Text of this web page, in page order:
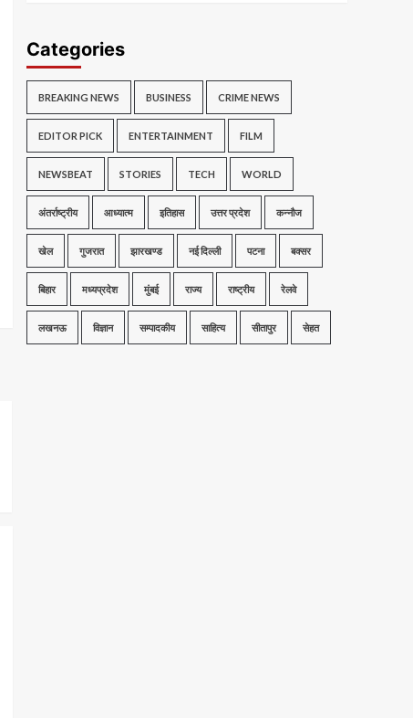
Categories
BREAKING NEWS BUSINESS CRIME NEWS
EDITOR PICK ENTERTAINMENT FILM
NEWSBEAT STORIES TECH WORLD
अंतर्राष्ट्रीय आध्यात्म इतिहास उत्तर प्रदेश कन्नौज
खेल गुजरात झारखण्ड नई दिल्ली पटना बक्सर
बिहार मध्यप्रदेश मुंबई राज्य राष्ट्रीय रेलवे
लखनऊ विज्ञान सम्पादकीय साहित्य सीतापुर सेहत